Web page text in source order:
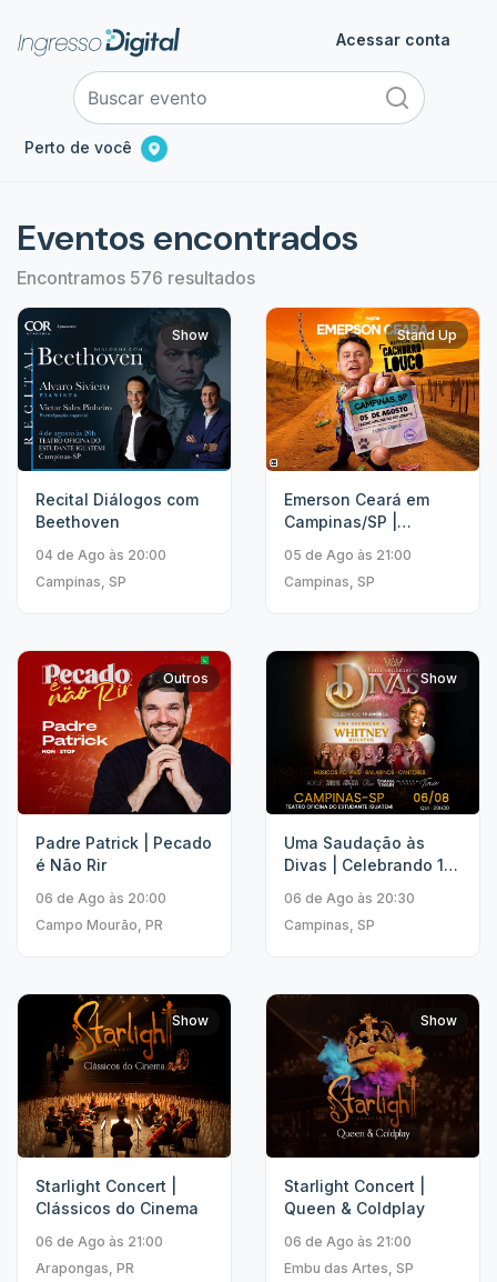
Perto de você
Acessar conta
Eventos encontrados
Encontramos 576 resultados
Show
Recital Diálogos com
Beethoven
04 de Ago às 20:00
Campinas, SP
Stand Up
Emerson Ceará em
Campinas/SP |
Louco
05 de Ago às 21:00
Campinas, SP
Outros
Padre Patrick | Pecado
é Não Rir
06 de Ago às 20:00
Campo Mourão, PR
Show
Uma Saudação às
Divas | Celebrando 10
06 de Ago às 20:30
Campinas, SP
Show
Starlight Concert |
Clássicos do Cinema
06 de Ago às 21:00
Arapongas, PR
Show
Starlight Concert |
Queen & Coldplay
06 de Ago às 21:00
Embu das Artes, SP